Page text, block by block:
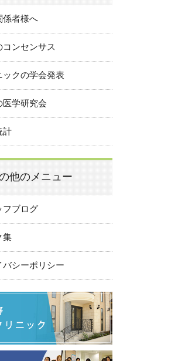
係者様へ
コンセンサス
ックの学会発表
医学研究会
計
他のメニュー
フブログ
集
バシーポリシー